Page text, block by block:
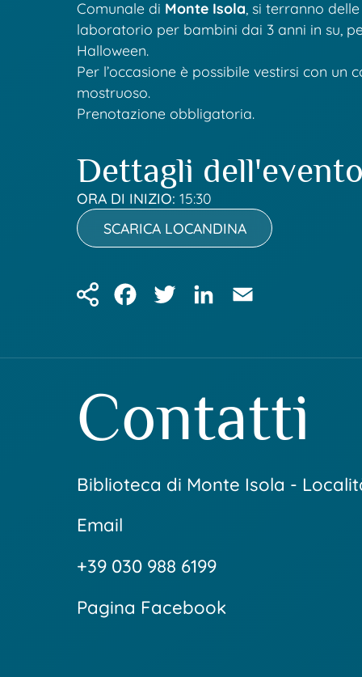
Comunale di Monte Isola , si terranno
laboratorio per bambini dai 3 anni in su,
Halloween.
Per l’occasione è possibile vestirsi con un
mostruoso.
Prenotazione obbligatoria.
Dettagli
ORA DI INIZIO: 15:30
SCARICA LOCANDINA
FacebookTwitter LinkedIn Email
Contatti
Biblioteca di Monte Isola -
Email
+39 030 988 6199
Pagina Facebook